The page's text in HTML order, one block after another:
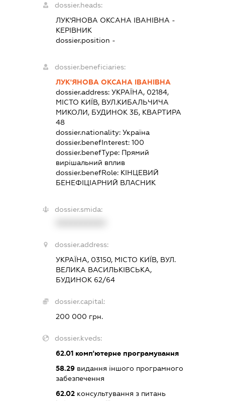
dossier.heads:
ЛУК'ЯНОВА ОКСАНА ІВАНІВНА -
КЕРІВНИК
dossier.position -
dossier.beneficiaries:
ЛУК'ЯНОВА ОКСАНА ІВАНІВНА
dossier.address: УКРАЇНА, 02184,
МІСТО КИЇВ, ВУЛ.КИБАЛЬЧИЧА
МИКОЛИ, БУДИНОК 3Б, КВАРТИРА
48
dossier.nationality: Україна
dossier.benefInterest: 100
dossier.benefType: Прямий
вирішальний вплив
dossier.benefRole: КІНЦЕВИЙ
БЕНЕФІЦІАРНИЙ ВЛАСНИК
dossier.smida:
dossier.address:
УКРАЇНА, 03150, МІСТО КИЇВ, ВУЛ.
ВЕЛИКА ВАСИЛЬКІВСЬКА,
БУДИНОК 62/64
dossier.capital:
200 000 грн.
dossier.kveds:
62.01комп'ютерне програмування
58.29видання іншого програмного
забезпечення
62.02консультування з питань